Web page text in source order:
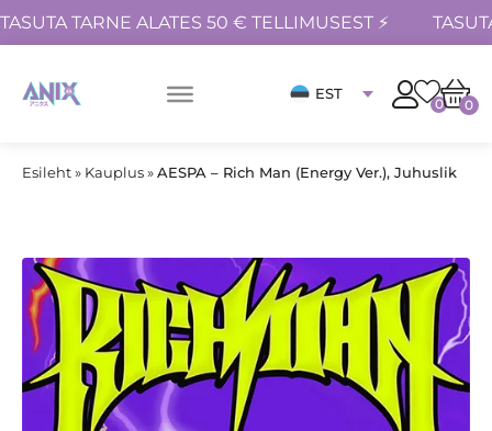
TASUTA TARNE ALATES 50 € TELLIMUSEST ⚡
EST
0 0
Esileht» Kauplus»AESPA – Rich Man (Energy Ver.), Juhuslik